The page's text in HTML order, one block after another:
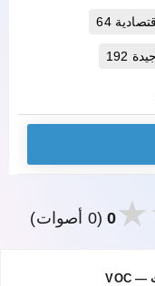
0(0 أصوات)